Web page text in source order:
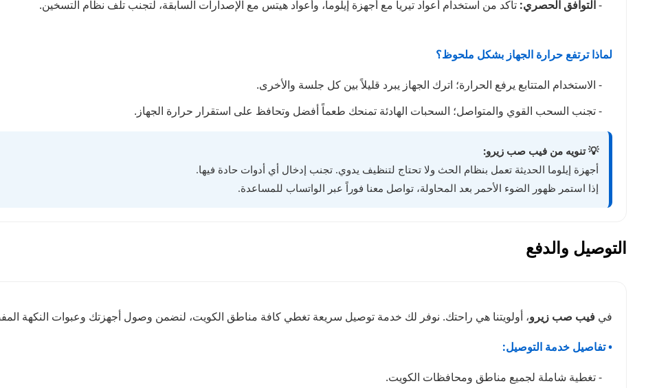
-التوافق الحصري: تأكد من استخدام أعواد تيريا مع أجهزة إيلوما، وأعواد هيتس مع الإصدارات السابقة، لتجنب تلف نظام التسخين.
لماذا ترتفع حرارة الجهاز بشكل ملحوظ؟
- الاستخدام المتتابع يرفع الحرارة؛ اترك الجهاز يبرد قليلاً بين كل جلسة والأخرى.
- تجنب السحب القوي والمتواصل؛ السحبات الهادئة تمنحك طعماً أفضل وتحافظ على استقرار حرارة الجهاز.
💡 تنويه من فيب صب زيرو:
أجهزة إيلوما الحديثة تعمل بنظام الحث ولا تحتاج لتنظيف يدوي. تجنب إدخال أي أدوات حادة فيها.
إذا استمر ظهور الضوء الأحمر بعد المحاولة، تواصل معنا فوراً عبر الواتساب للمساعدة.
التوصيل والدفع
في فيب صب زيرو، أولويتنا هي راحتك. نوفر لك خدمة توصيل سريعة تغطي كافة مناطق الكويت، لنضمن وصول أجهزتك وعبوات النكهة
• تفاصيل خدمة التوصيل:
- تغطية شاملة لجميع مناطق ومحافظات الكويت.